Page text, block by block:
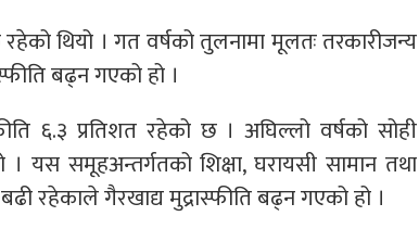
थियो । गत वर्षको तुलनामा मूलतः तरकारीजन्य
बढ्न गएको हो ।
६.३ प्रतिशत रहेको छ । अघिल्लो वर्षको सोही
। यस समूहअन्तर्गतको शिक्षा, घरायसी सामान तथा
रहेकाले गैरखाद्य मुद्रास्फीति बढ्न गएको हो ।